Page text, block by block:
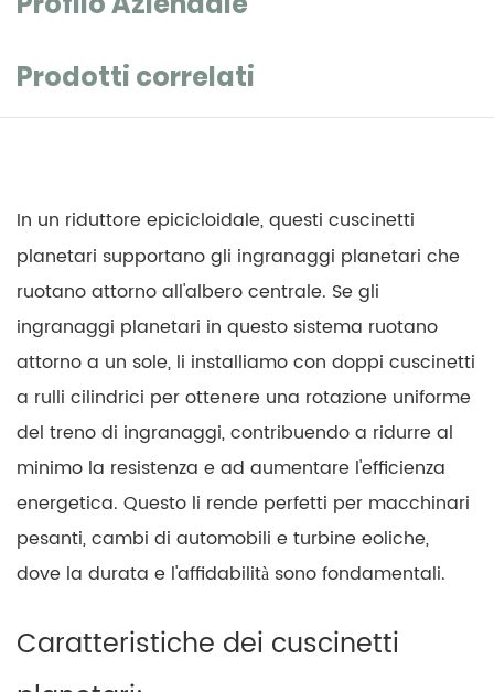
Prodotti correlati
In un riduttore epicicloidale, questi cuscinetti
planetari supportano gli ingranaggi planetari che
ruotano attorno all'albero centrale. Se gli
ingranaggi planetari in questo sistema ruotano
attorno a un sole, li installiamo con doppi cuscinetti
a rulli cilindrici per ottenere una rotazione uniforme
del treno di ingranaggi, contribuendo a ridurre al
minimo la resistenza e ad aumentare l'efficienza
energetica. Questo li rende perfetti per macchinari
pesanti, cambi di automobili e turbine eoliche,
dove la durata e l'affidabilità sono fondamentali.
Caratteristiche dei cuscinetti